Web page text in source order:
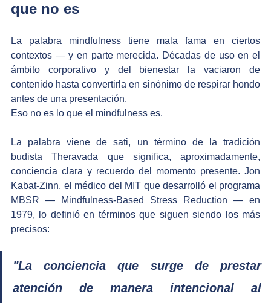
que no es
La palabra mindfulness tiene mala fama en ciertos
contextos — y en parte merecida. Décadas de uso en el
ámbito corporativo y del bienestar la vaciaron de
contenido hasta convertirla en sinónimo de respirar hondo
antes de una presentación.
Eso no es lo que el mindfulness es.
La palabra viene de sati, un término de la tradición
budista Theravada que significa, aproximadamente,
conciencia clara y recuerdo del momento presente. Jon
Kabat-Zinn, el médico del MIT que desarrolló el programa
MBSR — Mindfulness-Based Stress Reduction — en
1979, lo definió en términos que siguen siendo los más
precisos:
"La conciencia que surge de prestar
atención de manera intencional al